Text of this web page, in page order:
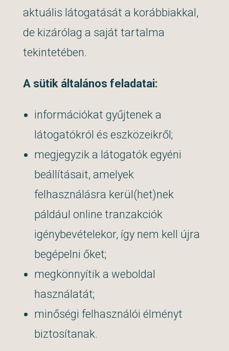
aktuális látogatását a korábbiakkal,
de kizárólag a saját tartalma
tekintetében.
A sütik általános feladatai:
információkat gyűjtenek a
látogatókról és eszközeikről;
megjegyzik a látogatók egyéni
beállításait, amelyek
felhasználásra kerül(het)nek
páldául online tranzakciók
igénybevételekor, így nem kell újra
begépelni őket;
megkönnyítik a weboldal
használatát;
minőségi felhasználói élményt
biztosítanak.